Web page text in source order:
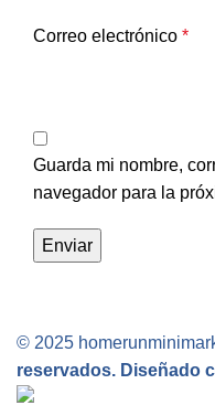
Correo electrónico *
Guarda mi nombre,
navegador para la
© 2025
reservados. Diseñado